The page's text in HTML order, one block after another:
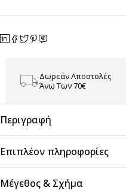
Δωρεάν Αποστολές
Άνω Των 70€
Περιγραφή
Επιπλέον πληροφορίες
Μέγεθος & Σχήμα